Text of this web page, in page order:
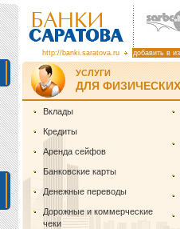
http://banki.saratova.ru добавить в
УСЛУГИ
ДЛЯ
Вклады
Кредиты
Аренда сейфов
Банковские карты
Денежные переводы
Дорожные и коммерческие
чеки